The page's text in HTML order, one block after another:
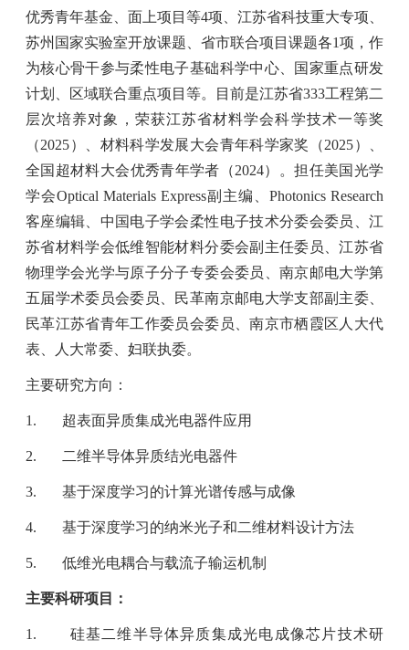
优秀青年基金、面上项目等4项、江苏省科技重大专项、
苏州国家实验室开放课题、省市联合项目课题各1项，作
为核心骨干参与柔性电子基础科学中心、国家重点研发
计划、区域联合重点项目等。目前是江苏省333工程第二
层次培养对象，荣获江苏省材料学会科学技术一等奖
（2025）、材料科学发展大会青年科学家奖（2025）、
全国超材料大会优秀青年学者（2024）。担任美国光学
学会Optical Materials Express副主编、 Photonics Research
客座编辑、中国电子学会柔性电子技术分委会委员、江
苏省材料学会低维智能材料分委会副主任委员、江苏省
物理学会光学与原子分子专委会委员、南京邮电大学第
五届学术委员会委员、民革南京邮电大学支部副主委、
民革江苏省青年工作委员会委员、南京市栖霞区人大代
表、人大常委、妇联执委。
主要研究方向：
1. 超表面异质集成光电器件应用
2. 二维半导体异质结光电器件
3. 基于深度学习的计算光谱传感与成像
4. 基于深度学习的纳米光子和二维材料设计方法
5. 低维光电耦合与载流子输运机制
主要科研项目：
1.
硅基二维半导体异质集成光电成像芯片技术研